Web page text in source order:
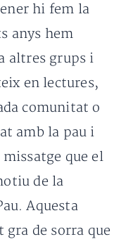
hi fem la
anys hem
altres grups i
en lectures,
comunitat o
amb la pau i
que el
de la
Aquesta
de sorra que